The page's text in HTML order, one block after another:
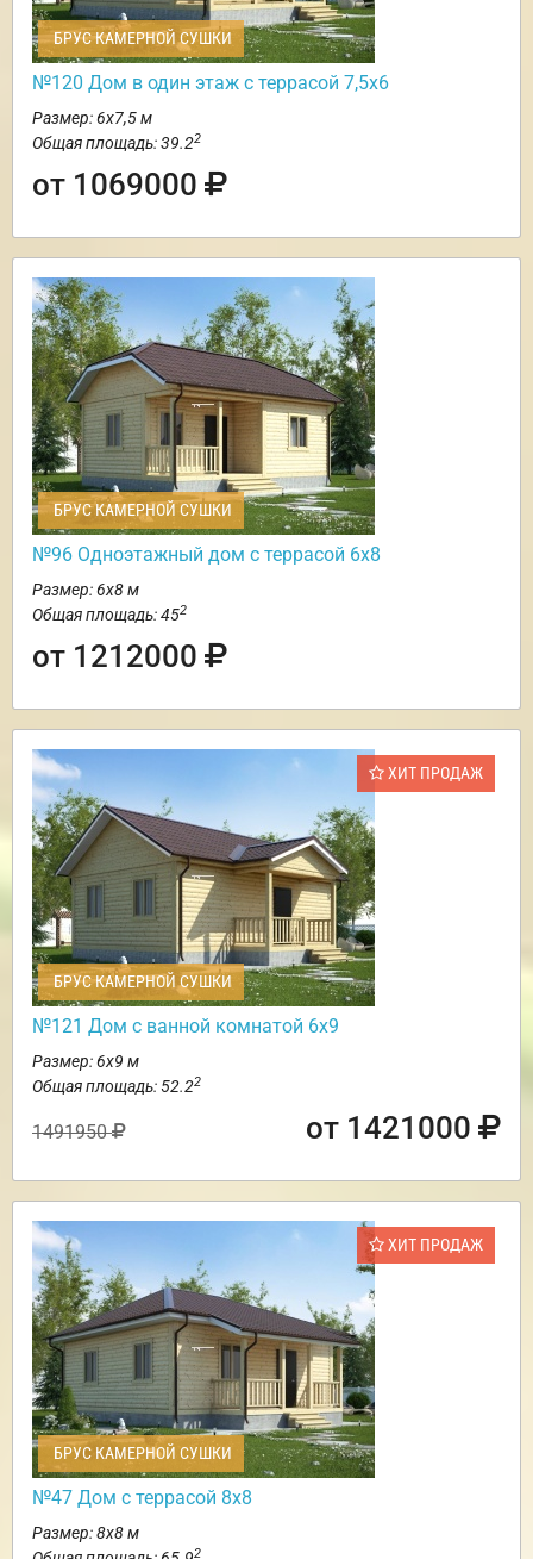
БРУС КАМЕРНОЙ СУШКИ
№120 Дом в один этаж с террасой 7,5х6
Размер: 6х7,5 м
Общая площадь: 39.22
от 1069000
БРУС КАМЕРНОЙ СУШКИ
№96 Одноэтажный дом с террасой 6х8
Размер: 6х8 м
Общая площадь: 452
от 1212000
ХИТ ПРОДАЖ
БРУС КАМЕРНОЙ СУШКИ
№121 Дом с ванной комнатой 6х9
Размер: 6х9 м
Общая площадь: 52.22
1491950 от 1421000
ХИТ ПРОДАЖ
БРУС КАМЕРНОЙ СУШКИ
№47 Дом с террасой 8х8
Размер: 8х8 м
2